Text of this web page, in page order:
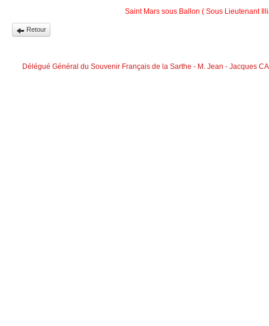
Saint Mars sous Ballon ( Sous Lieutenant
Retour
Délégué Général du Souvenir Français de la Sarthe - M. Jean - Jacques